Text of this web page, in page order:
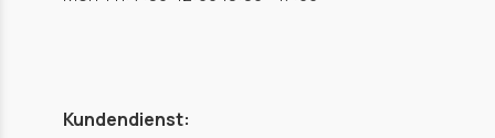
Kundendienst: